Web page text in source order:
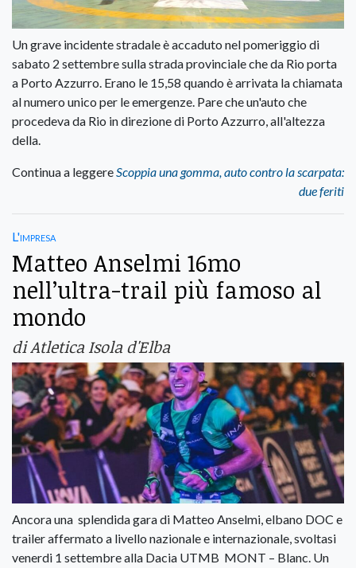
Un grave incidente stradale è accaduto nel pomeriggio di
sabato 2 settembre sulla strada provinciale che da Rio porta
a Porto Azzurro. Erano le 15,58 quando è arrivata la chiamata
al numero unico per le emergenze. Pare che un'auto che
procedeva da Rio in direzione di Porto Azzurro, all'altezza
della.
Continua a leggereScoppia una gomma, auto contro la scarpata:
due feriti
L'impresa
Matteo Anselmi 16mo
nell’ultra-trail più famoso al
mondo
di Atletica Isola d'Elba
Ancora una splendida gara di Matteo Anselmi, elbano DOC e
trailer affermato a livello nazionale e internazionale, svoltasi
venerdi 1 settembre alla Dacia UTMB MONT – Blanc. Un